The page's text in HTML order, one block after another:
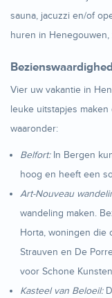
sauna, jacuzzi en/of
huren in
Vier uw vakantie in
leuke uitstapjes
waaronder:
Belfort: In Bergen
hoog en heeft een
Art-Nouveau
wandeling maken.
Horta, woningen die
Strauven en De
voor Schone
Kasteel van Beloeil: